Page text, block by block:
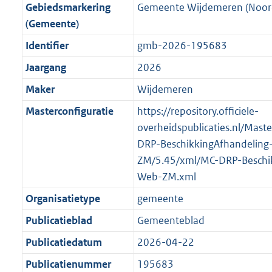
f
o
m
a
a
b
n
f
r
m
a
b
i
n
o
r
m
b
e
i
f
o
r
m
5
K
o
o
t
t
e
:
2
K
b
r
o
o
t
e
:
2
K
b
Gebiedsmarkering
(Gemeente)
Gemeente Wijdemeren
Identifier
gmb-2026-195683
Jaargang
2026
Maker
Wijdemeren
Masterconfiguratie
https://repository.officiele-
overheidspublicaties.nl/
DRP-
ZM/5.45/xml/MC-DRP-
Web-ZM.xml
Organisatietype
gemeente
Publicatieblad
Gemeenteblad
Publicatiedatum
2026-04-22
Publicatienummer
195683